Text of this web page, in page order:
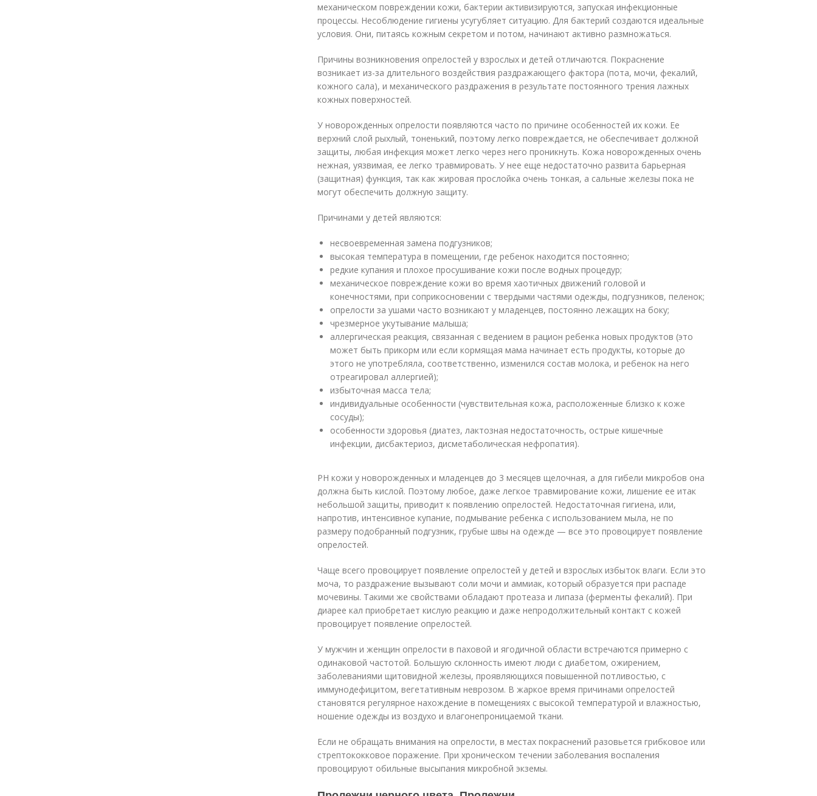
механическом повреждении кожи, бактерии активизируются, запуская инфекционные
процессы. Несоблюдение гигиены усугубляет ситуацию. Для бактерий создаются идеальные
условия. Они, питаясь кожным секретом и потом, начинают активно размножаться.
Причины возникновения опрелостей у взрослых и детей отличаются. Покраснение
возникает из-за длительного воздействия раздражающего фактора (пота, мочи, фекалий,
кожного сала), и механического раздражения в результате постоянного трения лажных
кожных поверхностей.
У новорожденных опрелости появляются часто по причине особенностей их кожи. Ее
верхний слой рыхлый, тоненький, поэтому легко повреждается, не обеспечивает должной
защиты, любая инфекция может легко через него проникнуть. Кожа новорожденных очень
нежная, уязвимая, ее легко травмировать. У нее еще недостаточно развита барьерная
(защитная) функция, так как жировая прослойка очень тонкая, а сальные железы пока не
могут обеспечить должную защиту.
Причинами у детей являются:
несвоевременная замена подгузников;
высокая температура в помещении, где ребенок находится постоянно;
редкие купания и плохое просушивание кожи после водных процедур;
механическое повреждение кожи во время хаотичных движений головой и
конечностями, при соприкосновении с твердыми частями одежды, подгузников, пеленок;
опрелости за ушами часто возникают у младенцев, постоянно лежащих на боку;
чрезмерное укутывание малыша;
аллергическая реакция, связанная с ведением в рацион ребенка новых продуктов (это
может быть прикорм или если кормящая мама начинает есть продукты, которые до
этого не употребляла, соответственно, изменился состав молока, и ребенок на него
отреагировал аллергией);
избыточная масса тела;
индивидуальные особенности (чувствительная кожа, расположенные близко к коже
сосуды);
особенности здоровья (диатез, лактозная недостаточность, острые кишечные
инфекции, дисбактериоз, дисметаболическая нефропатия).
РH кожи у новорожденных и младенцев до 3 месяцев щелочная, а для гибели микробов она
должна быть кислой. Поэтому любое, даже легкое травмирование кожи, лишение ее итак
небольшой защиты, приводит к появлению опрелостей. Недостаточная гигиена, или,
напротив, интенсивное купание, подмывание ребенка с использованием мыла, не по
размеру подобранный подгузник, грубые швы на одежде — все это провоцирует появление
опрелостей.
Чаще всего провоцирует появление опрелостей у детей и взрослых избыток влаги. Если это
моча, то раздражение вызывают соли мочи и аммиак, который образуется при распаде
мочевины. Такими же свойствами обладают протеаза и липаза (ферменты фекалий). При
диарее кал приобретает кислую реакцию и даже непродолжительный контакт с кожей
провоцирует появление опрелостей.
У мужчин и женщин опрелости в паховой и ягодичной области встречаются примерно с
одинаковой частотой. Большую склонность имеют люди с диабетом, ожирением,
заболеваниями щитовидной железы, проявляющихся повышенной потливостью, с
иммунодефицитом, вегетативным неврозом. В жаркое время причинами опрелостей
становятся регулярное нахождение в помещениях с высокой температурой и влажностью,
ношение одежды из воздухо и влагонепроницаемой ткани.
Если не обращать внимания на опрелости, в местах покраснений разовьется грибковое или
стрептококковое поражение. При хроническом течении заболевания воспаления
провоцируют обильные высыпания микробной экземы.